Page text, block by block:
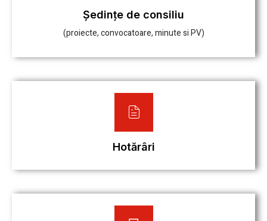
Ședințe de consiliu
(proiecte, convocatoare, minute si PV)
Hotărâri